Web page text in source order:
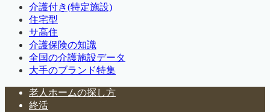
介護付き(特定施設)
住宅型
サ高住
介護保険の知識
全国の介護施設データ
大手のブランド特集
老人ホームの探し方
終活